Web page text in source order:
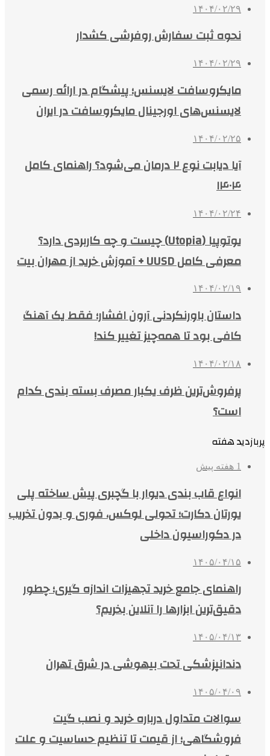
۱۴۰۴/۰۲/۲۹
نحوه ثبت سفارش روفرشی کشدار
۱۴۰۴/۰۲/۲۹
مایکروسافت لایسنس؛ پیشگام در ارائه رسمی
لایسنس‌های اورجینال مایکروسافت در ایران
۱۴۰۴/۰۲/۲۵
آیا دیابت نوع ۲ درمان می‌شود؟ راهنمای کامل
۱۴۰۴
۱۴۰۴/۰۲/۲۴
یوتوپیا (Utopia) چیست و چه کاربردی دارد؟
معرفی کامل UUSD + آموزش خرید از مهران بیت
۱۴۰۴/۰۲/۱۹
داستان باورنکردنی آرون افشار؛ فقط یک آهنگ
کافی بود تا همه‌چیز تغییر کند!
۱۴۰۴/۰۲/۱۸
پرفروش‌ترین ظرف یکبار مصرف بسته بندی کدام
است؟
پربازدید هفته
1 هفته پیش
انواع قاب بندی دیوار با گچبری پیش ساخته پلی
یورتان دکارت؛ تحولی لوکس، فوری و بدون تخریب
در دکوراسیون داخلی
۱۴۰۵/۰۴/۱۵
راهنمای جامع خرید تجهیزات اندازه گیری؛ چطور
دقیق‌ترین ابزارها را آنلاین بخریم؟
۱۴۰۵/۰۴/۱۳
دندانپزشکی تحت بیهوشی در شرق تهران
۱۴۰۵/۰۴/۰۹
سوالات متداول درباره خرید و نصب گیت
فروشگاهی؛ از قیمت تا تنظیم حساسیت و علت